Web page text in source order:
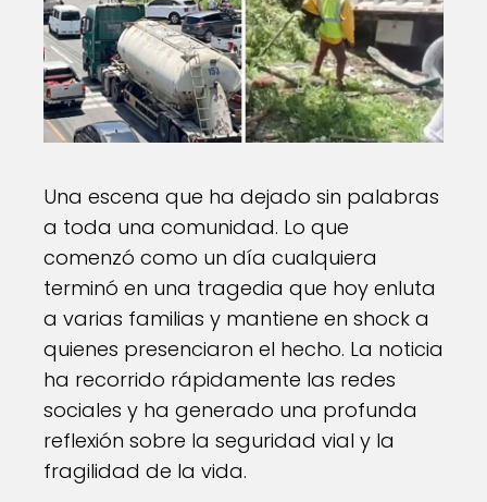
Una escena que ha dejado sin palabras
a toda una comunidad. Lo que
comenzó como un día cualquiera
terminó en una tragedia que hoy enluta
a varias familias y mantiene en shock a
quienes presenciaron el hecho. La noticia
ha recorrido rápidamente las redes
sociales y ha generado una profunda
reflexión sobre la seguridad vial y la
fragilidad de la vida.